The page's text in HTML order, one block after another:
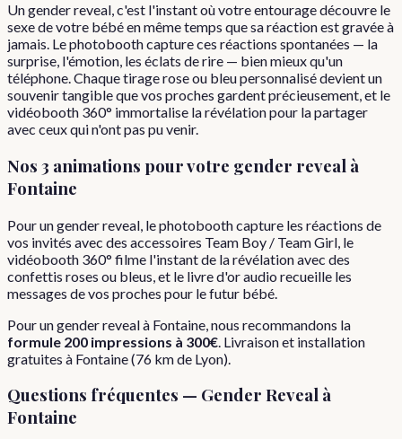
Un gender reveal, c'est l'instant où votre entourage découvre le
sexe de votre bébé en même temps que sa réaction est gravée à
jamais. Le photobooth capture ces réactions spontanées — la
surprise, l'émotion, les éclats de rire — bien mieux qu'un
téléphone. Chaque tirage rose ou bleu personnalisé devient un
souvenir tangible que vos proches gardent précieusement, et le
vidéobooth 360° immortalise la révélation pour la partager
avec ceux qui n'ont pas pu venir.
Nos 3 animations pour votre gender reveal à
Fontaine
Pour un gender reveal, le photobooth capture les réactions de
vos invités avec des accessoires Team Boy / Team Girl, le
vidéobooth 360° filme l'instant de la révélation avec des
confettis roses ou bleus, et le livre d'or audio recueille les
messages de vos proches pour le futur bébé.
Pourungender revealà Fontaine , nous recommandons la
formule 200 impressions à 300€ . Livraison et installation
gratuites à Fontaine(76 km de Lyon).
Questions fréquentes — Gender Reveal à
Fontaine